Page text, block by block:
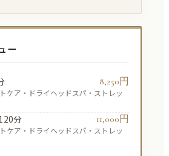
ー
8,250円
ケア・ドライヘッドスパ・ストレッ
分 11,000円
ケア・ドライヘッドスパ・ストレッ